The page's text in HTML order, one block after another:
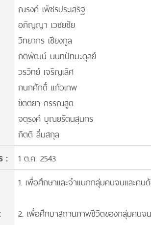
ณรงค์ เพ็ชรประเสริฐ
อภิญญา เวชยชัย
วิทยากร เชียงกูล
กิติพัฒน์ นนทปัทมะดุลย์
วรวิทย์ เจริญเลิศ
กนกศักดิ์ แก้วเทพ
ขัตติยา กรรณสูต
จตุรงค์ บุณยรัตนสุนทร
กิตติ ลิ่มสกุล
:
1 ต.ค. 2543
1. เพื่อศึกษาและจำแนกกลุ่มคนจนและค
2. เพื่อศึกษาสถานภาพชีวิตของกลุ่มคนจ